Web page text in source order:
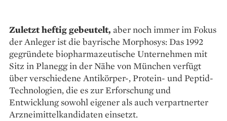
Zuletzt heftig gebeutelt, aber noch immer im Fokus
der Anleger ist die bayrische Morphosys: Das 1992
gegründete biopharmazeutische Unternehmen mit
Sitz in Planegg in der Nähe von München verfügt
über verschiedene Antikörper-, Protein- und Peptid-
Technologien, die es zur Erforschung und
Entwicklung sowohl eigener als auch verpartnerter
Arzneimittelkandidaten einsetzt.